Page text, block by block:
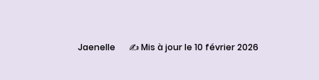
Jaenelle ✍️ Mis à jour le 10 février 2026